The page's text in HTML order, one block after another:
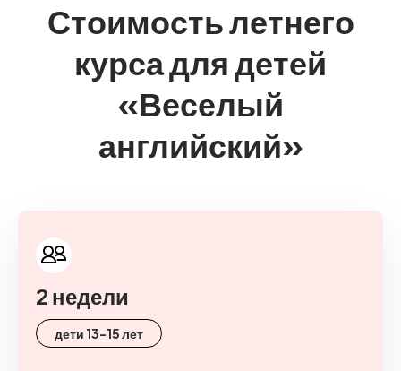
Стоимость летнего
курса для детей
«Веселый
английский»
2 недели
дети 13-15 лет